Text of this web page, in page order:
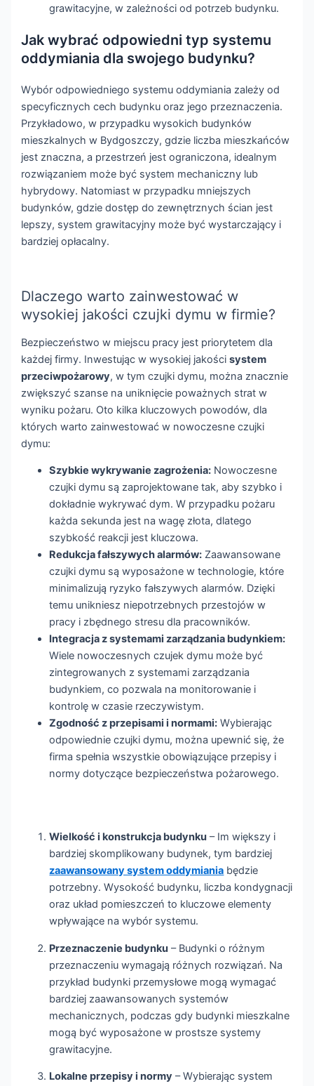
grawitacyjne, w zależności od potrzeb budynku.
Jak wybrać odpowiedni typ systemu
oddymiania dla swojego budynku?
Wybór odpowiedniego systemu oddymiania zależy od
specyficznych cech budynku oraz jego przeznaczenia.
Przykładowo, w przypadku wysokich budynków
mieszkalnych w Bydgoszczy, gdzie liczba mieszkańców
jest znaczna, a przestrzeń jest ograniczona, idealnym
rozwiązaniem może być system mechaniczny lub
hybrydowy. Natomiast w przypadku mniejszych
budynków, gdzie dostęp do zewnętrznych ścian jest
lepszy, system grawitacyjny może być wystarczający i
bardziej opłacalny.
Dlaczego warto zainwestować w
wysokiej jakości czujki dymu w firmie?
Bezpieczeństwo w miejscu pracy jest priorytetem dla
każdej firmy. Inwestując w wysokiej jakościsystem
przeciwpożarowy, w tym czujki dymu, można znacznie
zwiększyć szanse na uniknięcie poważnych strat w
wyniku pożaru. Oto kilka kluczowych powodów, dla
których warto zainwestować w nowoczesne czujki
dymu:
Szybkie wykrywanie zagrożenia: Nowoczesne
czujki dymu są zaprojektowane tak, aby szybko i
dokładnie wykrywać dym. W przypadku pożaru
każda sekunda jest na wagę złota, dlatego
szybkość reakcji jest kluczowa.
Redukcja fałszywych alarmów: Zaawansowane
czujki dymu są wyposażone w technologie, które
minimalizują ryzyko fałszywych alarmów. Dzięki
temu unikniesz niepotrzebnych przestojów w
pracy i zbędnego stresu dla pracowników.
Integracja z systemami zarządzania budynkiem:
Wiele nowoczesnych czujek dymu może być
zintegrowanych z systemami zarządzania
budynkiem, co pozwala na monitorowanie i
kontrolę w czasie rzeczywistym.
Zgodność z przepisami i normami: Wybierając
odpowiednie czujki dymu, można upewnić się, że
firma spełnia wszystkie obowiązujące przepisy i
normy dotyczące bezpieczeństwa pożarowego.
Wielkość i konstrukcja budynku – Im większy i
bardziej skomplikowany budynek, tym bardziej
zaawansowany system oddymiania będzie
potrzebny. Wysokość budynku, liczba kondygnacji
oraz układ pomieszczeń to kluczowe elementy
wpływające na wybór systemu.
Przeznaczenie budynku – Budynki o różnym
przeznaczeniu wymagają różnych rozwiązań. Na
przykład budynki przemysłowe mogą wymagać
bardziej zaawansowanych systemów
mechanicznych, podczas gdy budynki mieszkalne
mogą być wyposażone w prostsze systemy
grawitacyjne.
Lokalne przepisy i normy – Wybierając system